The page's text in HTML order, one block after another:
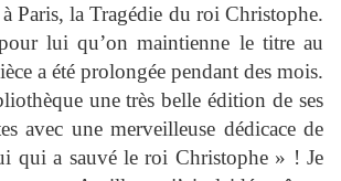
Paris, la Tragédie du roi Christophe.
lui qu’on maintienne le titre au
a été prolongée pendant des mois.
une très belle édition de ses
avec une merveilleuse dédicace de
qui a sauvé le roi Christophe » ! Je